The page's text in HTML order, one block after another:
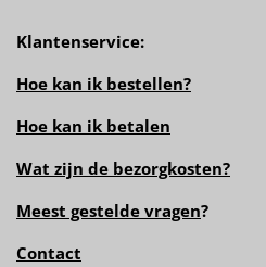
Klantenservice:
Hoe kan ik bestellen?
Hoe kan ik betalen
Wat zijn de bezorgkosten?
Meest gestelde vragen?
Contact